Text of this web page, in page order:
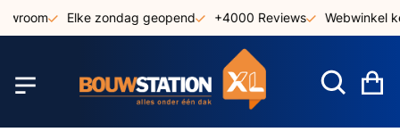
naar
Elke zondag geopend +4000 Reviews Webwinkel